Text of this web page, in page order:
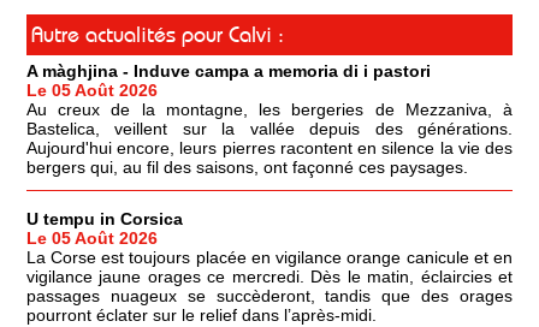
Autre actualités pour Calvi :
A màghjina - Induve campa a memoria di i pastori
Le 05 Août 2026
Au creux de la montagne, les bergeries de Mezzaniva, à
Bastelica, veillent sur la vallée depuis des générations.
Aujourd'hui encore, leurs pierres racontent en silence la vie des
bergers qui, au fil des saisons, ont façonné ces paysages.
U tempu in Corsica
Le 05 Août 2026
La Corse est toujours placée en vigilance orange canicule et en
vigilance jaune orages ce mercredi. Dès le matin, éclaircies et
passages nuageux se succèderont, tandis que des orages
pourront éclater sur le relief dans l’après-midi.